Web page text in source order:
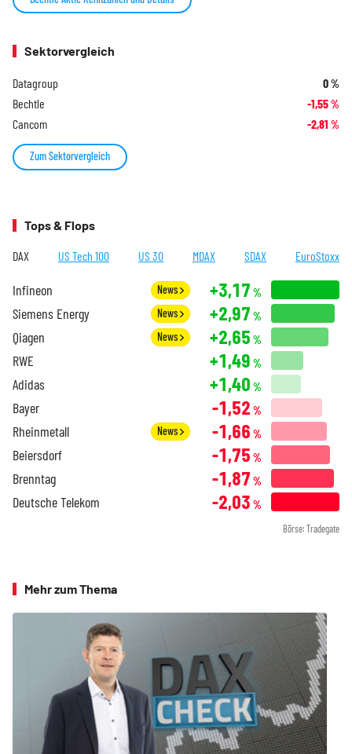
Sektorvergleich
Datagroup 0%
Bechtle -1,55%
Cancom -2,81 %
Zum Sektorvergleich
Tops & Flops
DAX US Tech 100 US 30 MDAX SDAX EuroStoxx
Infineon News +3,17 %
Siemens Energy News +2,97 %
Qiagen News +2,65 %
RWE +1,49 %
Adidas +1,40 %
Bayer -1,52 %
Rheinmetall News -1,66 %
Beiersdorf -1,75 %
Brenntag -1,87 %
Deutsche Telekom -2,03 %
Börse: Tradegate
Mehr zum Thema